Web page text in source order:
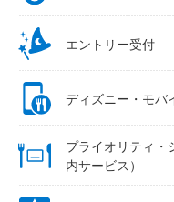
エントリー受付
ディズニー・モバ
プライオリティ・
内サービス）